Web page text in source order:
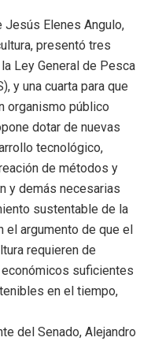
Jesús Elenes Angulo,
presentó tres
Ley General de Pesca
y una cuarta para que
organismo público
dotar de nuevas
tecnológico,
de métodos y
y demás necesarias
sustentable de la
el argumento de que el
requieren de
económicos suficientes
en el tiempo,
del Senado, Alejandro